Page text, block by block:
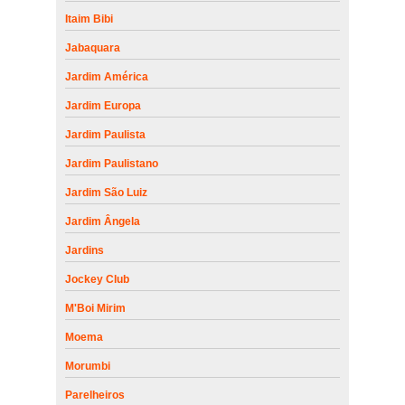
Itaim Bibi
Jabaquara
Jardim América
Jardim Europa
Jardim Paulista
Jardim Paulistano
Jardim São Luiz
Jardim Ângela
Jardins
Jockey Club
M'Boi Mirim
Moema
Morumbi
Parelheiros